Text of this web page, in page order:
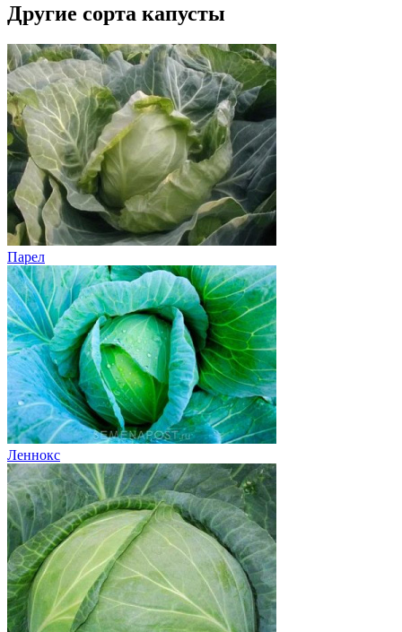
Другие сорта капусты
Парел
Леннокс